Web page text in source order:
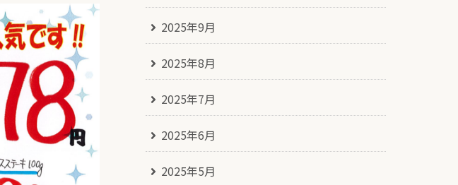
2025年9月
2025年8月
2025年7月
2025年6月
2025年5月